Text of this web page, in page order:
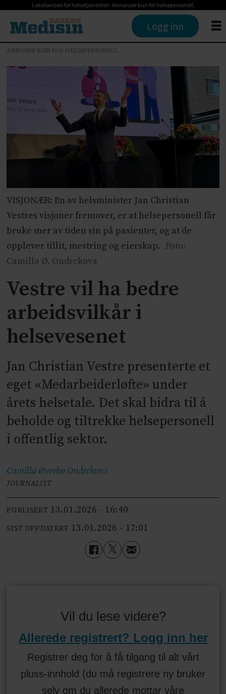
Lokalavisen for helsetjenesten. Annonser kun for helsepersonell.
Logg inn
ANNONSE KUN FOR HELSEPERSONELL
VISJONÆR: En av helsminister Jan Christian
Vestres visjoner fremover, er at helsepersonell får
bruke mer av tiden sin på pasienter, og at de
opplever tillit, mestring og eierskap. Foto:
Camilla Ø. Ondrckova
Vestre vil ha bedre
arbeidsvilkår i
helsevesenet
Jan Christian Vestre presenterte et
eget «Medarbeiderløfte» under
årets helsetale. Det skal bidra til å
beholde og tiltrekke helsepersonell
i offentlig sektor.
Camilla Øvrebø Ondrckova
JOURNALIST
PUBLISERT 13.01.2026 - 16:40
SIST OPPDATERT 13.01.2026 - 17:01
Vil du lese videre?
Allerede registrert? Logg inn her
Registrer deg for å få tilgang til alt vårt
pluss-innhold (du må registrere ny bruker
selv om du allerede mottar våre